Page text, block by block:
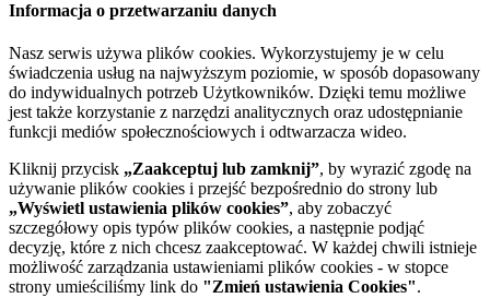
Informacja o przetwarzaniu danych
Nasz serwis używa plików cookies. Wykorzystujemy je w celu
świadczenia usług na najwyższym poziomie, w sposób dopasowany
do indywidualnych potrzeb Użytkowników. Dzięki temu możliwe
jest także korzystanie z narzędzi analitycznych oraz udostępnianie
funkcji mediów społecznościowych i odtwarzacza wideo.
Kliknij przycisk „Zaakceptuj lub zamknij”, by wyrazić zgodę na
używanie plików cookies i przejść bezpośrednio do strony lub
„Wyświetl ustawienia plików cookies”, aby zobaczyć
szczegółowy opis typów plików cookies, a następnie podjąć
decyzję, które z nich chcesz zaakceptować. W każdej chwili istnieje
możliwość zarządzania ustawieniami plików cookies - w stopce
strony umieściliśmy link do "Zmień ustawienia Cookies".